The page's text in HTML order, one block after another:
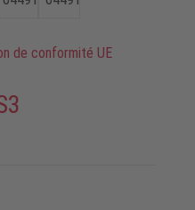
de conformité UE